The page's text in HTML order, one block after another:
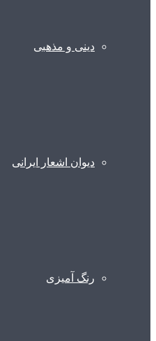
دینی و مذهبی
دیوان اشعار ایرانی
رنگ آمیزی